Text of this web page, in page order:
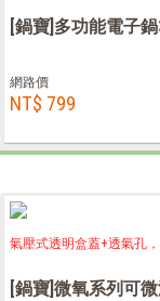
[鍋寶]多功能電子
網路價
NT$ 799
氣壓式透明盒蓋+透氣孔
[鍋寶]微氧系列可